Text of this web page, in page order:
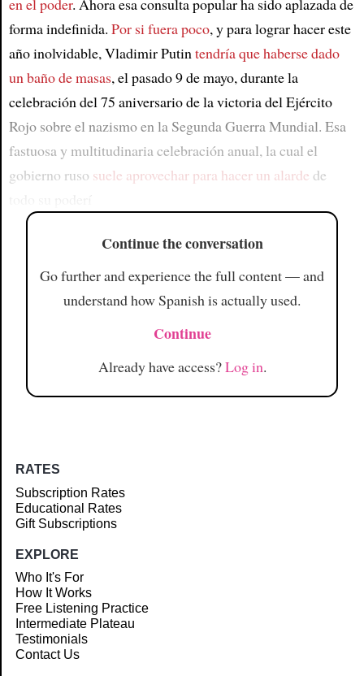
en el poder. Ahora esa consulta popular ha sido aplazada de
forma indefinida. Por si fuera poco, y para lograr hacer este
año inolvidable, Vladimir Putintendría que haberse dado
un baño de masas, el pasado 9 de mayo, durante la
celebración del 75 aniversario de la victoria del Ejército
Rojo sobre el nazismo en la Segunda Guerra Mundial. Esa
fastuosa y multitudinaria celebración anual, la cual el
gobierno ruso suele aprovechar para hacer un alarde de
Continue the conversation
Go further and experience the full content — and
understand how Spanish is actually used.
Continue
Already have access?Log in.
RATES
Subscription Rates
Educational Rates
Gift Subscriptions
EXPLORE
Who It's For
How It Works
Free Listening Practice
Intermediate Plateau
Testimonials
Contact Us